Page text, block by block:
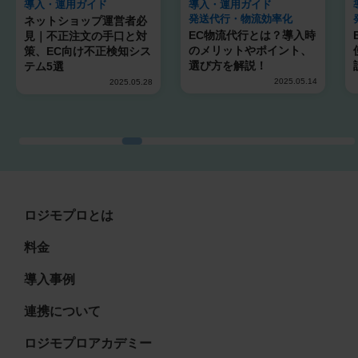
導入・運用ガイド
ネットショップ運営者必
見｜不正注文の手口と対
策、EC向け不正検知シス
テム5選
2025.05.28
導入・運用ガイド
発送代行・物流効率化
EC物流代行とは？導入時
のメリットやポイント、
選び方を解説！
2025.05.14
ロジモプロとは
料金
導入事例
連携について
ロジモプロアカデミー